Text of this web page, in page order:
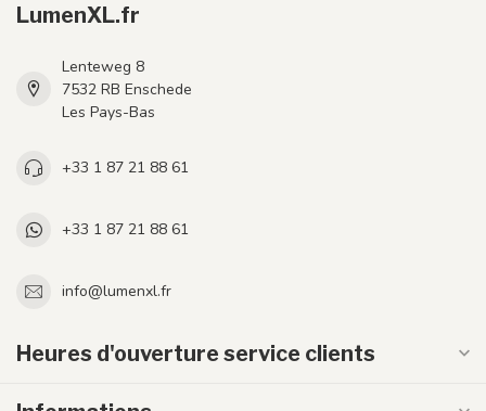
LumenXL.fr
Lenteweg 8
7532 RB Enschede
Les Pays-Bas
+33 1 87 21 88 61
+33 1 87 21 88 61
info@lumenxl.fr
Heures d'ouverture service clients